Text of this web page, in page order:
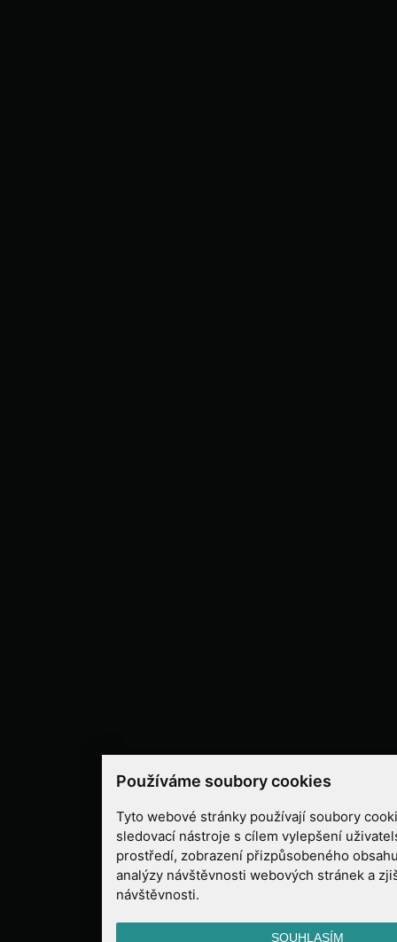
Používáme soubory cookies
Tyto webové stránky používají soubory
sledovací nástroje s cílem vylepšení
prostředí, zobrazení přizpůsobeného
analýzy návštěvnosti webových stránek a
návštěvnosti.
SOUHLASÍM